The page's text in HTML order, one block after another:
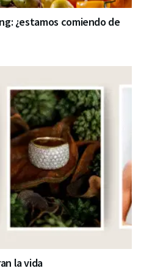
¿estamos comiendo de
la vida